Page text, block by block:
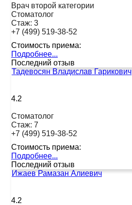
Врач второй категории
Стоматолог
Стаж: 3
+7 (499) 519-38-52
Стоимость приема:
Подробнее...
Последний отзыв
Тадевосян Владислав Гарикович
4.2
Стоматолог
Стаж: 7
+7 (499) 519-38-52
Стоимость приема:
Подробнее...
Последний отзыв
Ижаев Рамазан Алиевич
4.2